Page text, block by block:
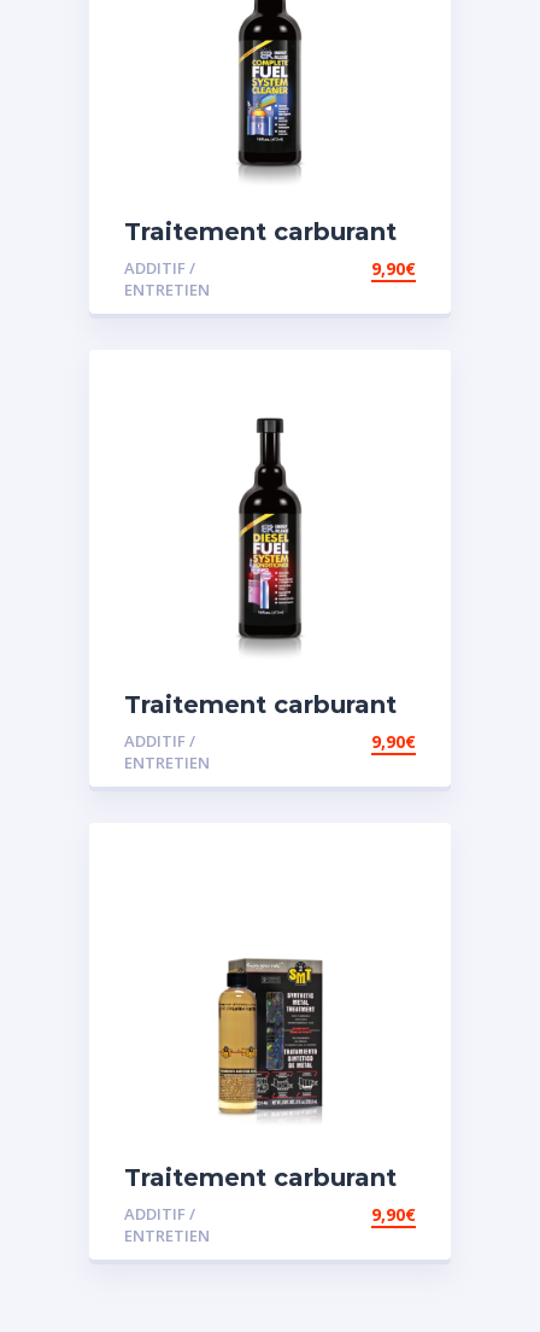
Traitement carburant
diesel et essence
ADDITIF /
ENTRETIEN
9,90€
Traitement carburant
spécial diesel
ADDITIF /
ENTRETIEN
9,90€
Traitement carburant
spécial essence
ADDITIF /
ENTRETIEN
9,90€